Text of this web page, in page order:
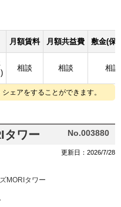
月額賃料 月額共益費 敷金(保
相談 相談 相談
ェアをすることができます。
タワー No.003880
更新日：2026/7/28